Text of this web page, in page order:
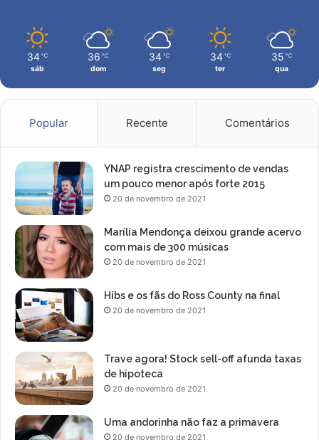
34 ℃
sáb
36 ℃
dom
34 ℃
seg
34 ℃
ter
35 ℃
qua
Popular Recente Comentários
YNAP registra crescimento de vendas
um pouco menor após forte 2015
20 de novembro de 2021
Marília Mendonça deixou grande acervo
com mais de 300 músicas
20 de novembro de 2021
Hibs e os fãs do Ross County na final
20 de novembro de 2021
Trave agora! Stock sell-off afunda taxas
de hipoteca
20 de novembro de 2021
Uma andorinha não faz a primavera
20 de novembro de 2021